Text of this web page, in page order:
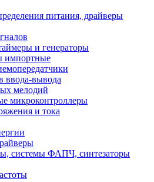
питания, драйверы
и генераторы
импортные
ввода-вывода
мелодий
микроконтроллеры
и тока
системы ФАПЧ, синтезаторы